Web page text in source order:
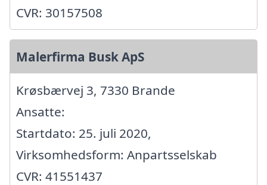
CVR: 30157508
Malerfirma Busk ApS
Krøsbærvej 3, 7330 Brande
Ansatte:
Startdato: 25. juli 2020,
Virksomhedsform: Anpartsselskab
CVR: 41551437